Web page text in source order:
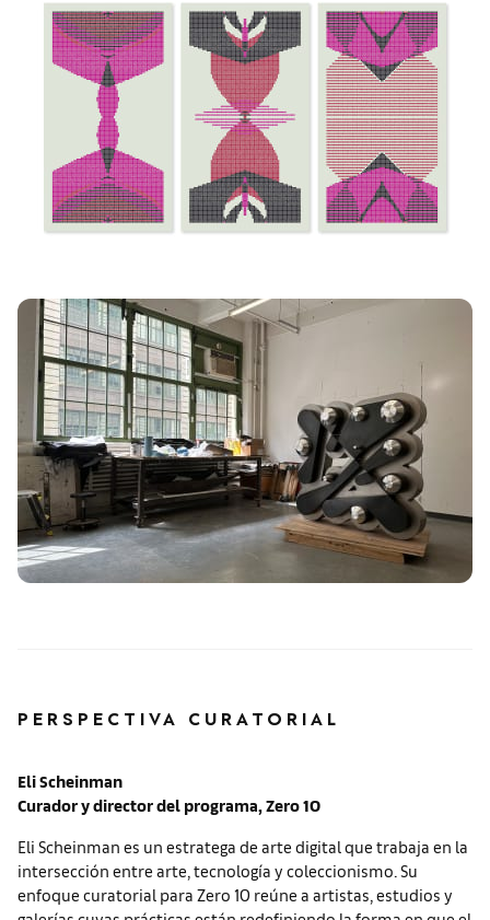
PERSPECTIVA CURATORIAL
Eli Scheinman
Curador y director del programa, Zero 10
Eli Scheinman es un estratega de arte digital que trabaja en la
intersección entre arte, tecnología y coleccionismo. Su
enfoque curatorial para Zero 10 reúne a artistas, estudios y